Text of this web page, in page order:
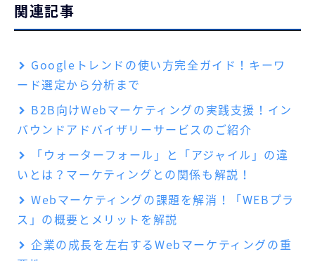
関連記事
Googleトレンドの使い方完全ガイド！キーワ
ード選定から分析まで
B2B向けWebマーケティングの実践支援！イン
バウンドアドバイザリーサービスのご紹介
「ウォーターフォール」と「アジャイル」の違
いとは？マーケティングとの関係も解説！
Webマーケティングの課題を解消！「WEBプラ
ス」の概要とメリットを解説
企業の成長を左右するWebマーケティングの重